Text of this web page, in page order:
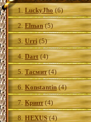
1. LuckyJho (6)
2. Elman(5)
3. Urri (5)
4. Dart (4)
5. Тасмит(4)
6. Konstantin(4)
7. Крипт(4)
8. HEXUS(4)